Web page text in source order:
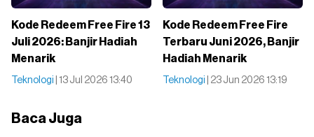
Kode Redeem Free Fire 13
Juli 2026: Banjir Hadiah
Menarik
Teknologi | 13 Jul 2026 13:40
Kode Redeem Free Fire
Terbaru Juni 2026, Banjir
Hadiah Menarik
Teknologi | 23 Jun 2026 13:19
Baca Juga